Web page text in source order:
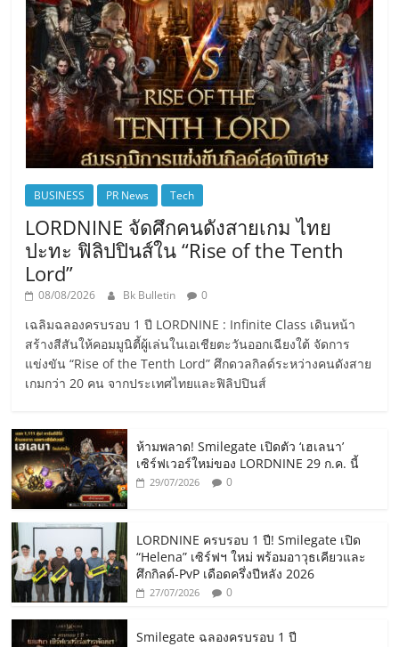
BUSINESS PR News Tech
LORDNINE จัดศึกคนดังสายเกม ไทย
ปะทะ ฟิลิปปินส์ใน “Rise of the Tenth
Lord”
08/08/2026 Bk Bulletin 0
เฉลิมฉลองครบรอบ 1 ปี LORDNINE : Infinite Class เดินหน้า
สร้างสีสันให้คอมมูนิตี้ผู้เล่นในเอเชียตะวันออกเฉียงใต้ จัดการ
แข่งขัน “Rise of the Tenth Lord” ศึกดวลกิลด์ระหว่างคนดังสาย
เกมกว่า 20 คน จากประเทศไทยและฟิลิปปินส์
ห้ามพลาด! Smilegate เปิดตัว ‘เฮเลนา’
เซิร์ฟเวอร์ใหม่ของ LORDNINE 29 ก.ค. นี้
29/07/2026 0
LORDNINE ครบรอบ 1 ปี! Smilegate เปิด
“Helena” เซิร์ฟฯ ใหม่ พร้อมอาวุธเคียวและ
ศึกกิลด์-PvP เดือดครึ่งปีหลัง 2026
27/07/2026 0
Smilegate ฉลองครบรอบ 1 ปี